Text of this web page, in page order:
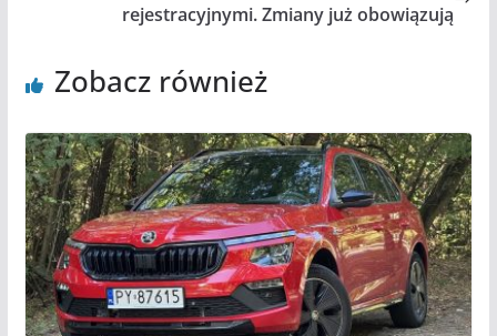
rejestracyjnymi. Zmiany już obowiązują
Zobacz również